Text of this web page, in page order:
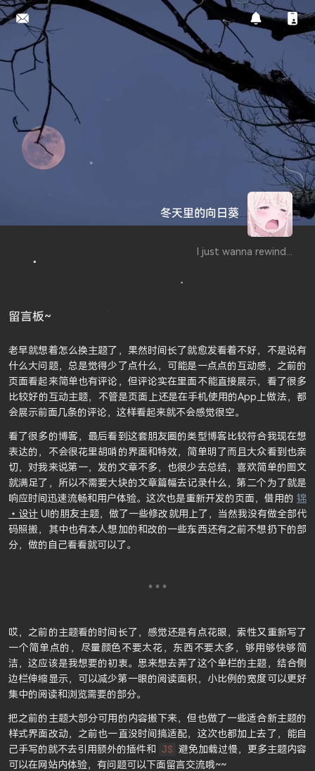
冬天里的向日葵
I just wanna rewind...
留言板~
老早就想着怎么换主题了，果然时间长了就愈发看着不好，不是说有
什么大问题，总是觉得少了点什么，可能是一点点的互动感，之前的
页面看起来简单也有评论，但评论实在里面不能直接展示，看了很多
比较好的互动主题，不管是页面上还是在手机使用的App上做法，都
会展示前面几条的评论，这样看起来就不会感觉很空。
看了很多的博客，最后看到这套朋友圈的类型博客比较符合我现在想
表达的，不会很花里胡哨的界面和特效，简单明了而且大众看到也亲
切，对我来说第一，发的文章不多，也很少去总结，喜欢简单的图文
就满足了，所以不需要大块的文章篇幅去记录什么，第二个为了就是
响应时间迅速流畅和用户体验。这次也是重新开发的页面，借用的 锦
•设计 UI的朋友主题，做了一些修改就用上了，当然我没有做全部代
码照搬，其中也有本人想加的和改的一些东西还有之前不想扔下的部
分，做的自己看看就可以了。
哎，之前的主题看的时间长了，感觉还是有点花眼，索性又重新写了
一个简单点的，尽量颜色不要太花，东西不要太多，够用够快够简
洁，这应该是我想要的初衷。思来想去弄了这个单栏的主题，结合侧
边栏伸缩显示，可以减少第一眼的阅读面积，小比例的宽度可以更好
集中的阅读和浏览需要的部分。
把之前的主题大部分可用的内容搬下来，但也做了一些适合新主题的
样式界面改动，之前也一直没时间搞适配，这次也都加上去了，能自
己手写的就不去引用额外的插件和 JS 避免加载过慢，更多主题内容
可以在网站内体验，有问题可以下面留言交流哦~~